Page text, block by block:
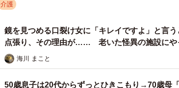
介護
鏡を見つめる口裂け女に「キレイですよ」と言
点張り、その理由が…… 老いた怪異の施設にや
画】
海川 まこと
50歳息子は20代からずっとひきこもり→70歳母